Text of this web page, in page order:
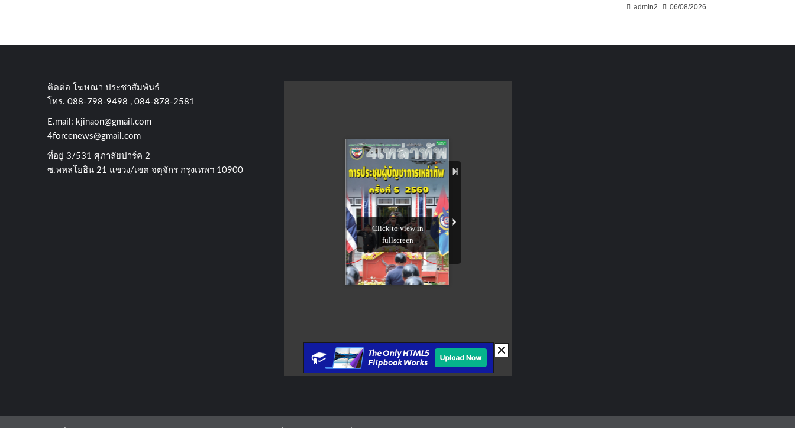
admin2 06/08/2026
ติดต่อ​ โฆษณา​ ประชาสัมพันธ์
โทร​. 088-798-9498 , 084-878-2581
E.mail: kjinaon@gmail.com
4forcenews@gmail.com
ที่อยู่​ 3/531​ ศุภาลัยปาร์ค​ 2
ซ.พหลโยธิน​ 21​ แขวง/เขต​ จตุจักร​ กรุงเทพฯ 10900